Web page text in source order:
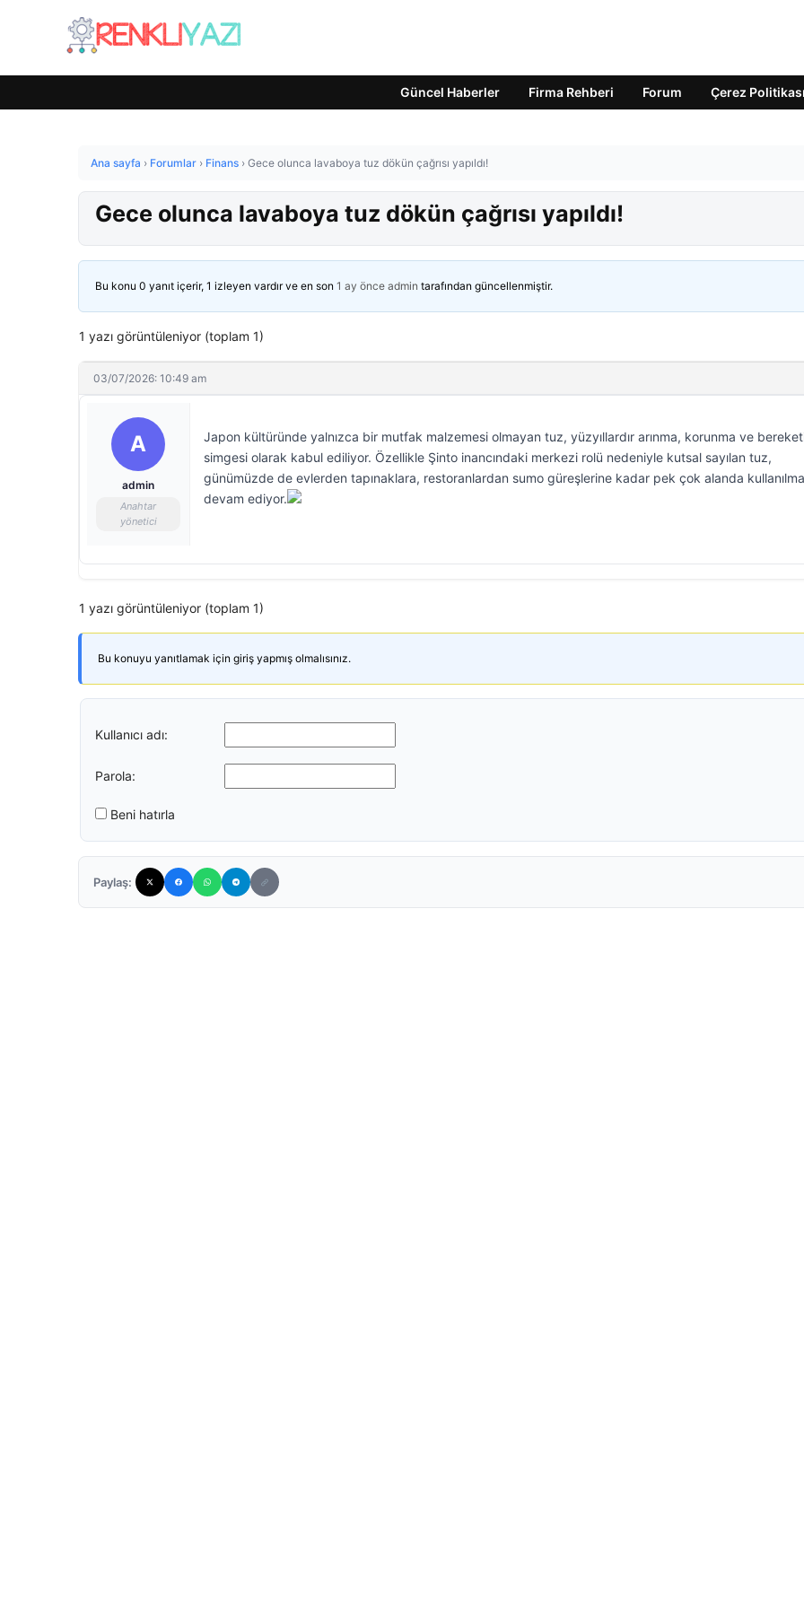
Güncel Haberler Firma Rehberi Forum Çerez Politikası
Ana sayfa › Forumlar › Finans › Gece olunca lavaboya tuz dökün çağrısı yapıldı!
Gece olunca lavaboya tuz dökün çağrısı yapıldı!
Bu konu 0 yanıt içerir, 1 izleyen vardır ve en son 1 ay önce admin tarafından güncellenmiştir.
1 yazı görüntüleniyor (toplam 1)
03/07/2026: 10:49 am
A
admin
Anahtar
yönetici
Japon kültüründe yalnızca bir mutfak malzemesi olmayan tuz, yüzyıllardır arınma, korunma ve
simgesi olarak kabul ediliyor. Özellikle Şinto inancındaki merkezi rolü nedeniyle kutsal sayılan tuz,
günümüzde de evlerden tapınaklara, restoranlardan sumo güreşlerine kadar pek çok alanda
devam ediyor.
1 yazı görüntüleniyor (toplam 1)
Bu konuyu yanıtlamak için giriş yapmış olmalısınız.
Kullanıcı adı:
Parola:
Beni hatırla
Paylaş: